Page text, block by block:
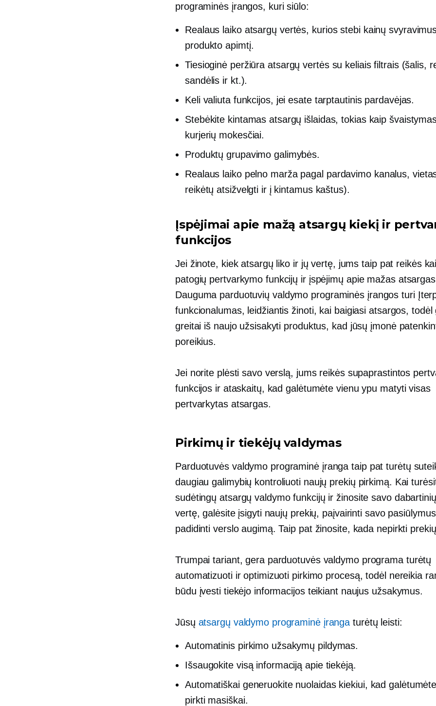
programinės įrangos, kuri siūlo:
Realaus laikoatsargų vertės, kurios stebi kainų
produkto apimtį.
Tiesioginė peržiūra atsargų vertės su keliais filtrais (šalis,
sandėlis ir kt.).
Keli valiutafunkcijos, jei esate tarptautinis pardavėjas.
Stebėkite kintamas atsargų išlaidas, tokias kaip
kurjerių mokesčiai.
Produktų grupavimo galimybės.
Realaus laikopelno marža pagal pardavimo kanalus,
reikėtų atsižvelgti ir į kintamus kaštus).
Įspėjimai apie mažą atsargų kiekį ir
funkcijos
Jei žinote, kiek atsargų liko ir jų vertę, jums taip pat reikės
patogių pertvarkymo funkcijų ir įspėjimų apie mažas
Dauguma parduotuvių valdymo programinės įrangos turi
funkcionalumas, leidžiantis žinoti, kai baigiasi atsargos, todėl
greitai iš naujo užsisakyti produktus, kad jūsų įmonė
poreikius.
Jei norite plėsti savo verslą, jums reikės supaprastintos
funkcijos ir ataskaitų, kad galėtumėte vienu ypu matyti visas
pertvarkytas atsargas.
Pirkimų ir tiekėjų valdymas
Parduotuvės valdymo programinė įranga taip pat turėtų
daugiau galimybių kontroliuoti naujų prekių pirkimą. Kai
sudėtingų atsargų valdymo funkcijų ir žinosite savo
vertę, galėsite įsigyti naujų prekių, paįvairinti savo
padidinti verslo augimą. Taip pat žinosite, kada nepirkti
Trumpai tariant, gera parduotuvės valdymo programa turėtų
automatizuoti ir optimizuoti pirkimo procesą, todėl nereikia
būdu įvesti tiekėjo informacijos teikiant naujus užsakymus.
Jūsų atsargų valdymo programinė įranga turėtų leisti:
Automatinis pirkimo užsakymų pildymas.
Išsaugokite visą informaciją apie tiekėją.
Automatiškai generuokite nuolaidas kiekiui, kad
pirkti masiškai.